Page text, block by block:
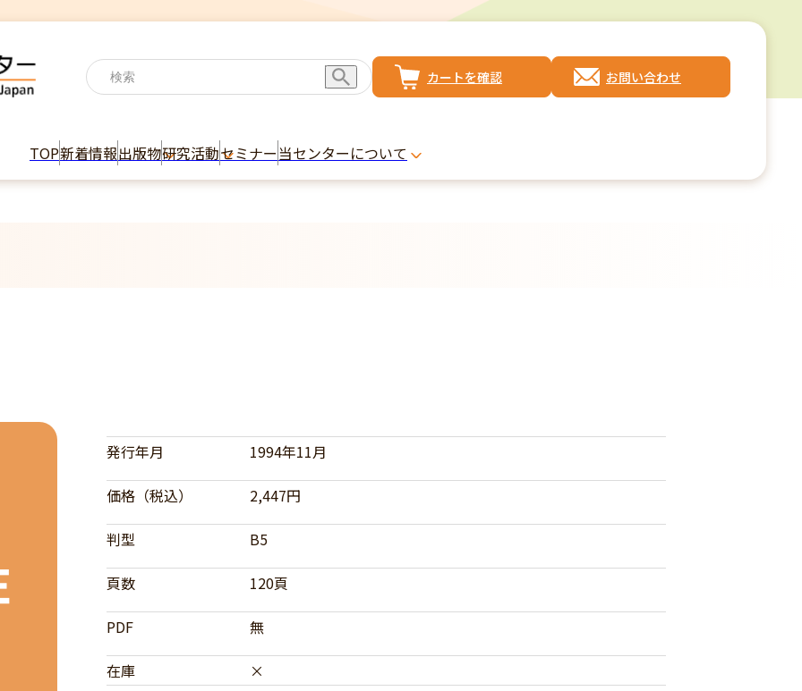
カートを確認 お問い合わせ
TOP新着情報出版物研究活動セミナー当センターについて
発行年月 1994年11月
価格（税込） 2,447円
判型 B5
頁数 120頁
PDF 無
在庫 ×